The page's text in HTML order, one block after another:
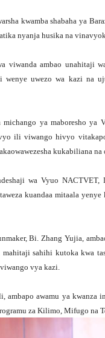
kwamba shabaha ya
nyanja husika na
viwanda ambao unahitaji
wenye uwezo wa kazi na
michango ya maboresho
ili viwango hivyo
kukabiliana
wa Vyuo
kuandaa mitaala
Bi. Zhang Yujia,
sahihi kutoka kwa
vya kazi.
ambapo awamu ya kwanza
za Kilimo, Mifugo na